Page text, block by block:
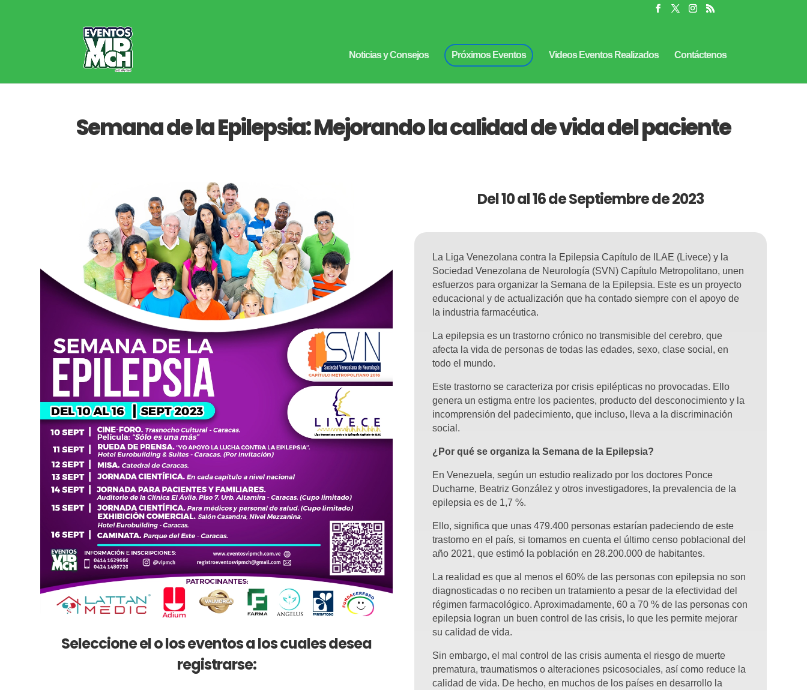
Noticias y Consejos Próximos Eventos Videos Eventos Realizados Contáctenos
Semana de la Epilepsia: Mejorando la calidad de vida del paciente
Seleccione el o los eventos a los cuales desea
registrarse:
Del 10 al 16 de Septiembre de 2023
La Liga Venezolana contra la Epilepsia Capítulo de ILAE (Livece) y la
Sociedad Venezolana de Neurología (SVN) Capítulo Metropolitano, unen
esfuerzos para organizar la Semana de la Epilepsia. Este es un proyecto
educacional y de actualización que ha contado siempre con el apoyo de
la industria farmacéutica.
La epilepsia es un trastorno crónico no transmisible del cerebro, que
afecta la vida de personas de todas las edades, sexo, clase social, en
todo el mundo.
Este trastorno se caracteriza por crisis epilépticas no provocadas. Ello
genera un estigma entre los pacientes, producto del desconocimiento y la
incomprensión del padecimiento, que incluso, lleva a la discriminación
social.
¿Por qué se organiza la Semana de la Epilepsia?
En Venezuela, según un estudio realizado por los doctores Ponce
Ducharne, Beatriz González y otros investigadores, la prevalencia de la
epilepsia es de 1,7 %.
Ello, significa que unas 479.400 personas estarían padeciendo de este
trastorno en el país, si tomamos en cuenta el último censo poblacional del
año 2021, que estimó la población en 28.200.000 de habitantes.
La realidad es que al menos el 60% de las personas con epilepsia no son
diagnosticadas o no reciben un tratamiento a pesar de la efectividad del
régimen farmacológico. Aproximadamente, 60 a 70 % de las personas con
epilepsia logran un buen control de las crisis, lo que les permite mejorar
su calidad de vida.
Sin embargo, el mal control de las crisis aumenta el riesgo de muerte
prematura, traumatismos o alteraciones psicosociales, así como reduce la
calidad de vida. De hecho, en muchos de los países en desarrollo la